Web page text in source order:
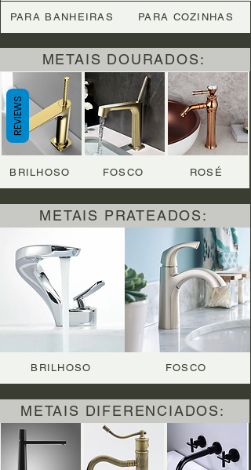
PARA BANHEIRAS PARA COZINHAS
METAIS DOURADOS:
BRILHOSO FOSCO ROSÉ
METAIS PRATEADOS:
BRILHOSO FOSCO
METAIS DIFERENCIADOS:
REVIEWS